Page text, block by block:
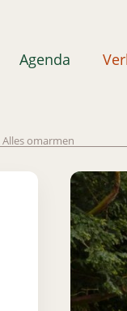
Agenda
omarmen